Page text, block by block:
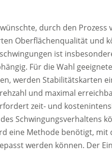
durch den Prozess
Oberflächenqualität und
ist
Für die Wahl
werden Stabilitätskarten
und maximal
zeit- und
Schwingungsverhaltens
eine Methode benötigt, mit
werden können. Der